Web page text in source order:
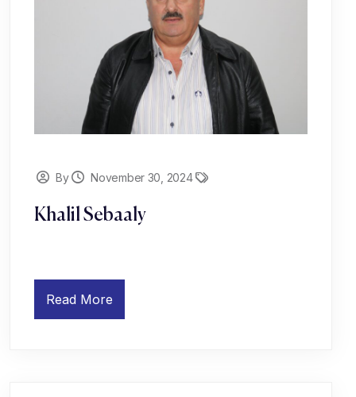
By November 30, 2024
Khalil Sebaaly
Read More